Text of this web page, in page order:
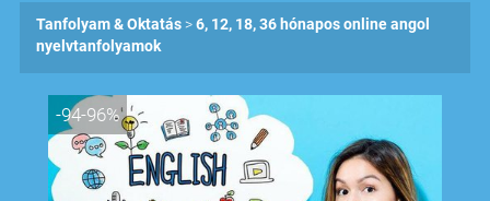
Tanfolyam & Oktatás
6, 12, 18, 36 hónapos online angol
nyelvtanfolyamok
-94-96%